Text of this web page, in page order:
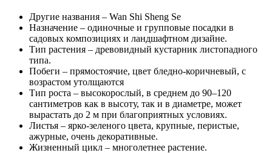
Другие названия – Wan Shi Sheng Se
Назначение – одиночные и групповые посадки в
садовых композициях и ландшафтном дизайне.
Тип растения – древовидный кустарник листопадного
типа.
Побеги – прямостоячие, цвет бледно-коричневый, с
возрастом утолщаются
Тип роста – высокорослый, в среднем до 90–120
сантиметров как в высоту, так и в диаметре, может
вырастать до 2 м при благоприятных условиях.
Листья – ярко-зеленого цвета, крупные, перистые,
ажурные, очень декоративные.
Жизненный цикл – многолетнее растение.